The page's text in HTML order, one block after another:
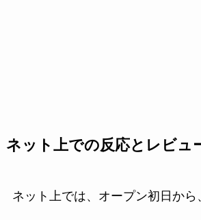
ネット上での反応とレビュ
ネット上では、オープン初日から